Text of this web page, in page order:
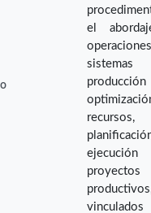
el
proyectos